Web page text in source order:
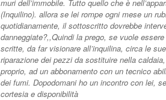
muri dell’immobile. Tutto quello che è
(Inquilino). allora se lei rompe ogni mese un
quotidianamente, il sottoscritto dovrebbe
danneggiate?,,Quindi la prego, se vuole
scritte, da far visionare all’inquilina, circa le
riparazione dei pezzi da sostituire nella
proprio, ad un abbonamento con un tecnico
dei fumi. Dopodomani ho un incontro con lei,
cortesia e disponibilità